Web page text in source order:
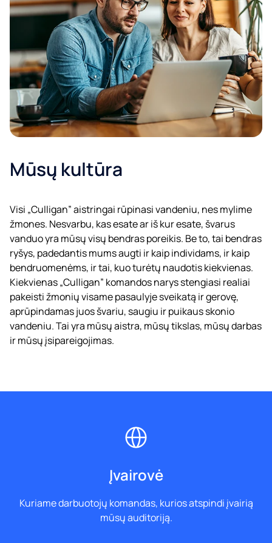
Mūsų kultūra
Visi „Culligan” aistringai rūpinasi vandeniu, nes mylime
žmones. Nesvarbu, kas esate ar iš kur esate, švarus
vanduo yra mūsų visų bendras poreikis. Be to, tai bendras
ryšys, padedantis mums augti ir kaip individams, ir kaip
bendruomenėms, ir tai, kuo turėtų naudotis kiekvienas.
Kiekvienas „Culligan” komandos narys stengiasi realiai
pakeisti žmonių visame pasaulyje sveikatą ir gerovę,
aprūpindamas juos švariu, saugiu ir puikaus skonio
vandeniu. Tai yra mūsų aistra, mūsų tikslas, mūsų darbas
ir mūsų įsipareigojimas.
Įvairovė
Kuriame darbuotojų komandas, kurios atspindi įvairią
mūsų auditoriją.